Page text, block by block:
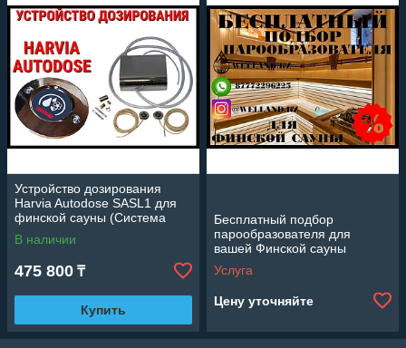
Устройство дозирования
Harvia Autodose SASL1 для
финской сауны (Система
подачи воды на каменку,
автодозатор)
В наличии
475 800 ₸
Купить
Бесплатный подбор
парообразователя для
вашей Финской сауны
Услуга
Цену уточняйте